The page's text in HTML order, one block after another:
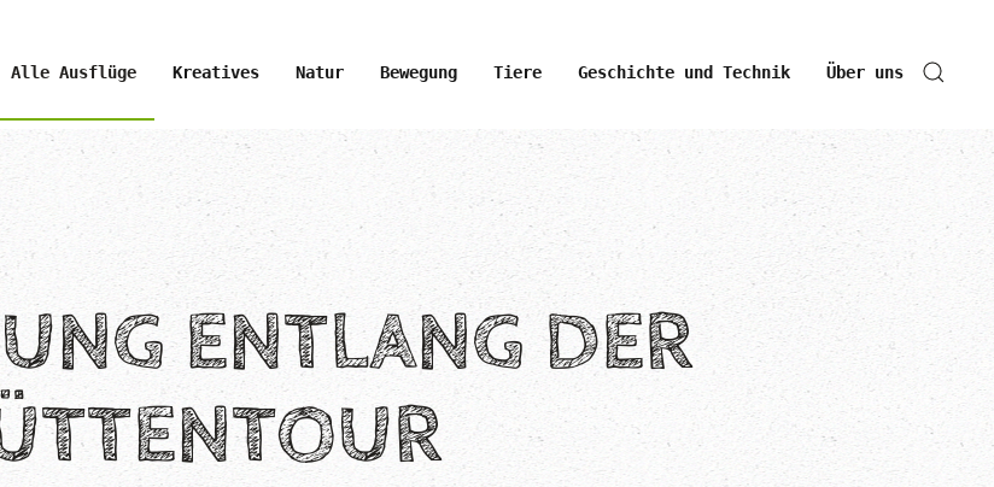
Alle Ausflüge Kreatives Natur Bewegung Tiere Geschichte und Technik Über uns
ENTLANG DER